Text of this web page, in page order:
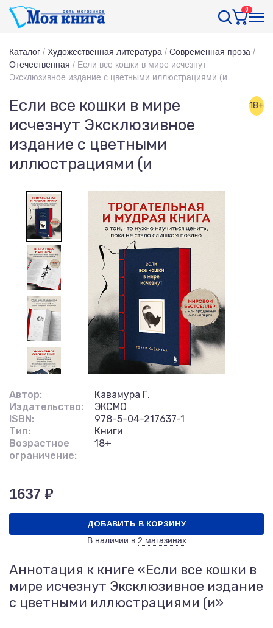
0
Каталог / Художественная литература / Современная проза /
Отечественная / Если все кошки в мире исчезнут
Эксклюзивное издание с цветными иллюстрациями (и
Если все кошки в мире
исчезнут Эксклюзивное
издание с цветными
иллюстрациями (и
18+
Автор:
Кавамура Г.
Издательство:
ЭКСМО
ISBN:
978-5-04-217637-1
Тип:
Книги
Возрастное
ограничение:
18+
1637 ₽
ДОБАВИТЬ В КОРЗИНУ
В наличии в 2 магазинах
Аннотация к книге «Если все кошки в
мире исчезнут Эксклюзивное издание
с цветными иллюстрациями (и»